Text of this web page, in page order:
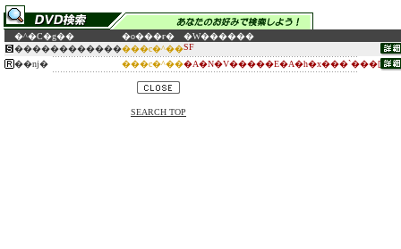
�^�C�g�� �o���ғ�
�W������
���������������c�^��SF
��ǌ�
���c�^���A�N�V�����E�A�h�x���`���[
SEARCH TOP